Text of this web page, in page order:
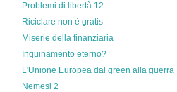
Problemi di libertà 12
Riciclare non è gratis
Miserie della finanziaria
Inquinamento eterno?
L'Unione Europea dal green alla guerra
Nemesi 2